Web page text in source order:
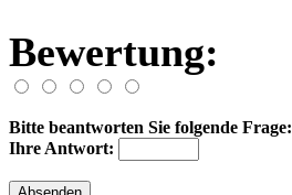
Bewertung:
Bitte beantworten Sie folgende Frage:
Ihre Antwort: